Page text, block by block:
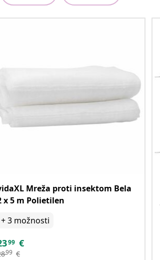
Mreža proti insektom Bela
x 5 m Polietilen
+3 možnosti
99 €
99 €